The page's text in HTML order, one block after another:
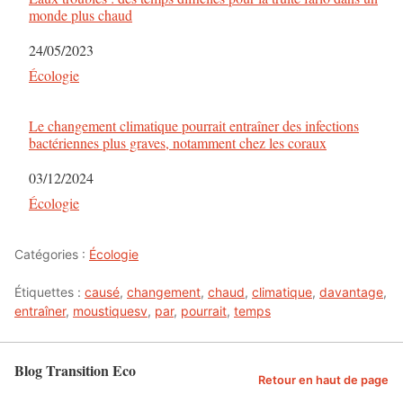
monde plus chaud
Date
24/05/2023
Par rapport à
Écologie
Le changement climatique pourrait entraîner des infections
bactériennes plus graves, notamment chez les coraux
Date
03/12/2024
Par rapport à
Écologie
Catégories : Écologie
Étiquettes : causé, changement, chaud, climatique, davantage,
entraîner, moustiquesv, par, pourrait, temps
Blog Transition Eco Retour en haut de page